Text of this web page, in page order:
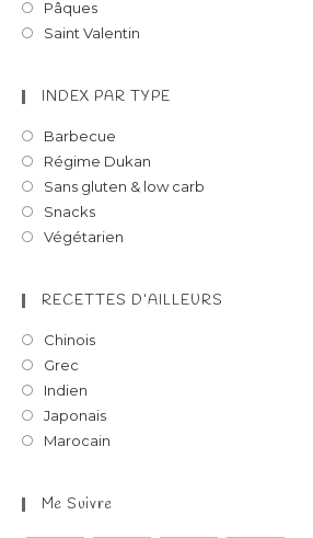
Pâques
Saint Valentin
INDEX PAR TYPE
Barbecue
Régime Dukan
Sans gluten & low carb
Snacks
Végétarien
RECETTES D’AILLEURS
Chinois
Grec
Indien
Japonais
Marocain
Me Suivre